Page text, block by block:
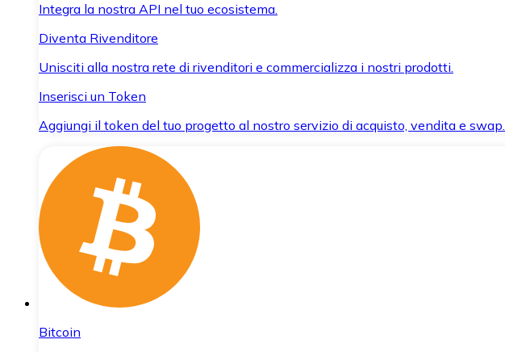
Integra la nostra API nel tuo ecosistema.
Diventa Rivenditore
Unisciti alla nostra rete di rivenditori e commercializza i nostri prodotti.
Inserisci un Token
Aggiungi il token del tuo progetto al nostro servizio di acquisto, vendita e swap.
Bitcoin